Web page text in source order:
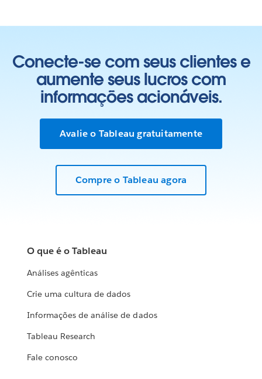
Conecte-se com seus clientes e
aumente seus lucros com
informações acionáveis.
Avalie o Tableau gratuitamente
Compre o Tableau agora
O que é o Tableau
Análises agênticas
Crie uma cultura de dados
Informações de análise de dados
Tableau Research
Fale conosco